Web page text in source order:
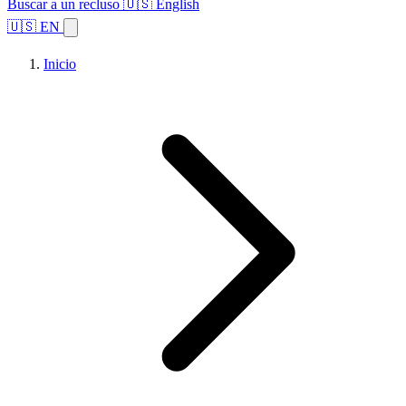
Buscar a un recluso 🇺🇸 English
🇺🇸 EN
Inicio